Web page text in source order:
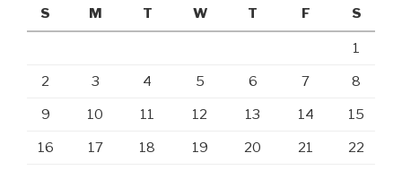
S
M T W T F S
1
2 3 4 5 6 7 8
9 10 11 12 13 14 15
16 17 18 19 20 21 22